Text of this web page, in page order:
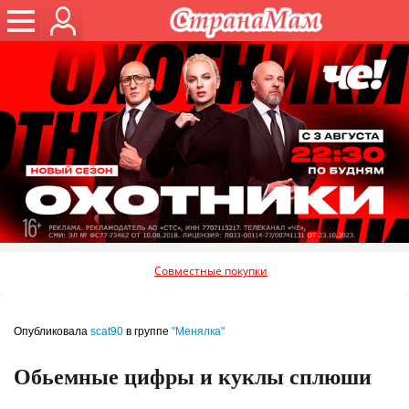
Совместные покупки
Опубликовала scat90 в группе "Менялка"
Обьемные цифры и куклы сплюши